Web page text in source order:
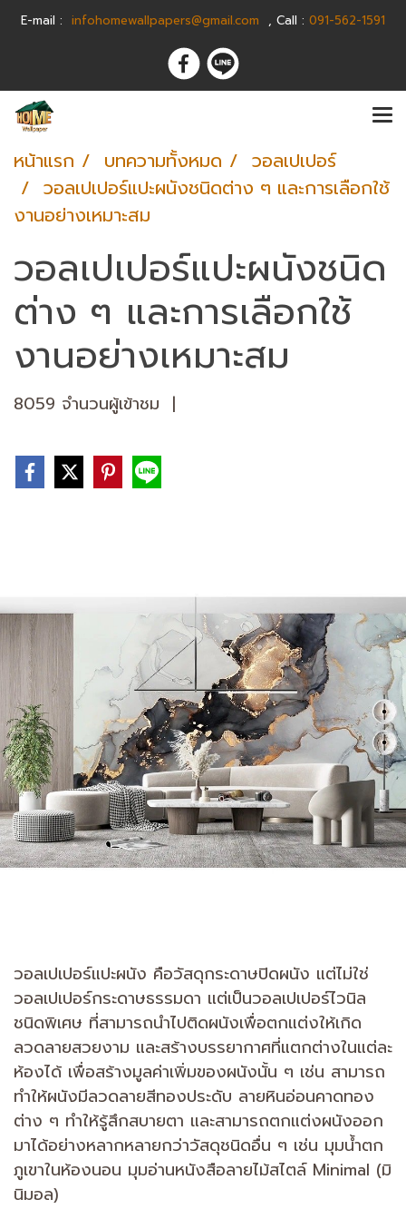
E-mail : infohomewallpapers@gmail.com , Call : 091-562-1591
หน้าแรก บทความทั้งหมด
วอลเปเปอร์
วอลเปเปอร์แปะผนังชนิดต่าง ๆ และการเลือกใช้
งานอย่างเหมาะสม
วอลเปเปอร์แปะผนังชนิด
ต่าง ๆ และการเลือกใช้
งานอย่างเหมาะสม
8059 จำนวนผู้เข้าชม |
วอลเปเปอร์แปะผนัง คือวัสดุกระดาษปิดผนัง แต่ไม่ใช่
วอลเปเปอร์กระดาษธรรมดา แต่เป็นวอลเปเปอร์ไวนิล
ชนิดพิเศษ ที่สามารถนำไปติดผนังเพื่อตกแต่งให้เกิด
ลวดลายสวยงาม และสร้างบรรยากาศที่แตกต่างในแต่ละ
ห้องได้ เพื่อสร้างมูลค่าเพิ่มของผนังนั้น ๆ เช่น สามารถ
ทำให้ผนังมีลวดลายสีทองประดับ ลายหินอ่อนคาดทอง
ต่าง ๆ ทำให้รู้สึกสบายตา และสามารถตกแต่งผนังออก
มาได้อย่างหลากหลายกว่าวัสดุชนิดอื่น ๆ เช่น มุมน้ำตก
ภูเขาในห้องนอน มุมอ่านหนังสือลายไม้สไตล์ Minimal (มิ
นิมอล)